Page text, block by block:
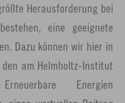
Herausforderung bei
eine geeignete
Dazu können wir hier in
am Helmholtz-Institut
Energien